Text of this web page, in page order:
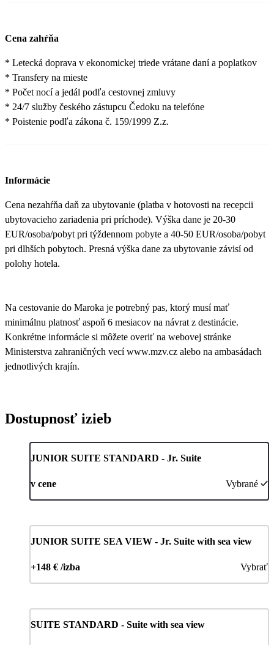
Cena zahŕňa
* Letecká doprava v ekonomickej triede vrátane daní a poplatkov
* Transfery na mieste
* Počet nocí a jedál podľa cestovnej zmluvy
* 24/7 služby českého zástupcu Čedoku na telefóne
* Poistenie podľa zákona č. 159/1999 Z.z.
Informácie
Cena nezahŕňa daň za ubytovanie (platba v hotovosti na recepcii
ubytovacieho zariadenia pri príchode). Výška dane je 20-30
EUR/osoba/pobyt pri týždennom pobyte a 40-50 EUR/osoba/pobyt
pri dlhších pobytoch. Presná výška dane za ubytovanie závisí od
polohy hotela.
Na cestovanie do Maroka je potrebný pas, ktorý musí mať
minimálnu platnosť aspoň 6 mesiacov na návrat z destinácie.
Konkrétne informácie si môžete overiť na webovej stránke
Ministerstva zahraničných vecí www.mzv.cz alebo na ambasádach
jednotlivých krajín.
Dostupnosť izieb
JUNIOR SUITE STANDARD - Jr. Suite
v cene Vybrané
JUNIOR SUITE SEA VIEW - Jr. Suite with sea view
+148 € /izba Vybrať
SUITE STANDARD - Suite with sea view